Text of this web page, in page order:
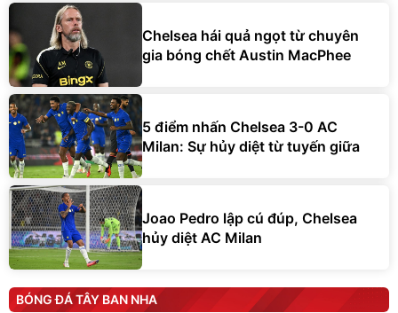
Chelsea hái quả ngọt từ chuyên
gia bóng chết Austin MacPhee
5 điểm nhấn Chelsea 3-0 AC
Milan: Sự hủy diệt từ tuyến giữa
Joao Pedro lập cú đúp, Chelsea
hủy diệt AC Milan
BÓNG ĐÁ TÂY BAN NHA